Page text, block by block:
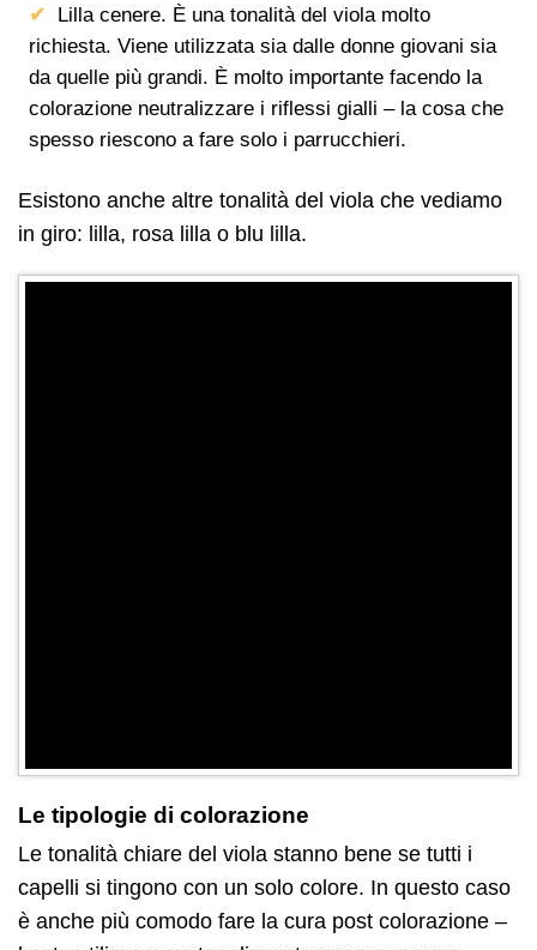
Lilla cenere. È una tonalità del viola molto
richiesta. Viene utilizzata sia dalle donne giovani sia
da quelle più grandi. È molto importante facendo la
colorazione neutralizzare i riflessi gialli – la cosa che
spesso riescono a fare solo i parrucchieri.
Esistono anche altre tonalità del viola che vediamo
in giro: lilla, rosa lilla o blu lilla.
Le tipologie di colorazione
Le tonalità chiare del viola stanno bene se tutti i
capelli si tingono con un solo colore. In questo caso
è anche più comodo fare la cura post colorazione –